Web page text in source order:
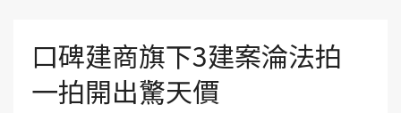
口碑建商旗下3建案淪法拍
一拍開出驚天價